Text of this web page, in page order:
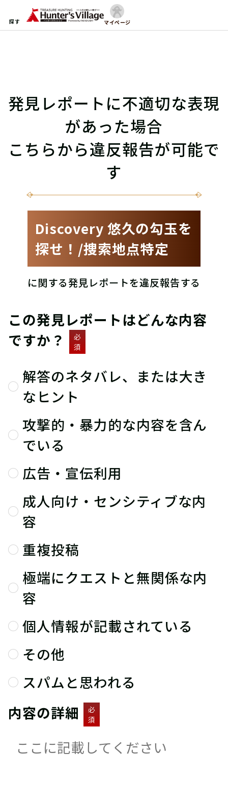
探す マイページ
発見レポートに不適切な表現
があった場合
こちらから違反報告が可能で
す
Discovery 悠久の勾玉を
探せ！/捜索地点特定
に関する発見レポートを違反報告する
この発見レポートはどんな内容
ですか？
必
須
解答のネタバレ、または大き
なヒント
攻撃的・暴力的な内容を含ん
でいる
広告・宣伝利用
成人向け・センシティブな内
容
重複投稿
極端にクエストと無関係な内
容
個人情報が記載されている
その他
スパムと思われる
内容の詳細
必
須